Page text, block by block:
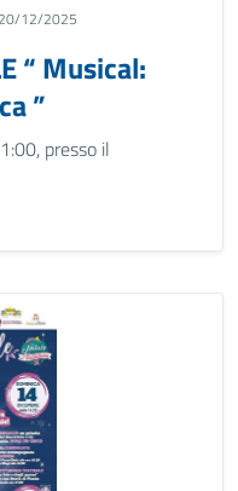
12/2025
“ Musical:
”
presso il